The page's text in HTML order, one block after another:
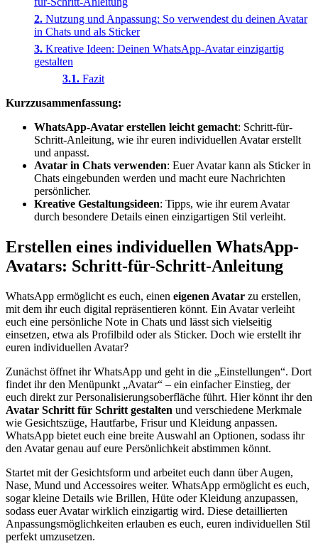
Nutzung und Anpassung: So verwendest du deinen Avatar
in Chats und als Sticker
Kreative Ideen: Deinen WhatsApp-Avatar einzigartig
gestalten
Fazit
Kurzzusammenfassung:
WhatsApp-Avatar erstellen leicht gemacht: Schritt-für-
Schritt-Anleitung, wie ihr euren individuellen Avatar erstellt
und anpasst.
Avatar in Chats verwenden: Euer Avatar kann als Sticker in
Chats eingebunden werden und macht eure Nachrichten
persönlicher.
Kreative Gestaltungsideen: Tipps, wie ihr eurem Avatar
durch besondere Details einen einzigartigen Stil verleiht.
Erstellen eines individuellen WhatsApp-
Avatars: Schritt-für-Schritt-Anleitung
WhatsApp ermöglicht es euch, einen eigenen Avatar zu erstellen,
mit dem ihr euch digital repräsentieren könnt. Ein Avatar verleiht
euch eine persönliche Note in Chats und lässt sich vielseitig
einsetzen, etwa als Profilbild oder als Sticker. Doch wie erstellt ihr
euren individuellen Avatar?
Zunächst öffnet ihr WhatsApp und geht in die „Einstellungen“. Dort
findet ihr den Menüpunkt „Avatar“ – ein einfacher Einstieg, der
euch direkt zur Personalisierungsoberfläche führt. Hier könnt ihr den
Avatar Schritt für Schritt gestalten und verschiedene Merkmale
wie Gesichtszüge, Hautfarbe, Frisur und Kleidung anpassen.
WhatsApp bietet euch eine breite Auswahl an Optionen, sodass ihr
den Avatar genau auf eure Persönlichkeit abstimmen könnt.
Startet mit der Gesichtsform und arbeitet euch dann über Augen,
Nase, Mund und Accessoires weiter. WhatsApp ermöglicht es euch,
sogar kleine Details wie Brillen, Hüte oder Kleidung anzupassen,
sodass euer Avatar wirklich einzigartig wird. Diese detaillierten
Anpassungsmöglichkeiten erlauben es euch, euren individuellen Stil
perfekt umzusetzen.